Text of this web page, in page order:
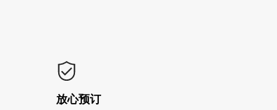
放心预订